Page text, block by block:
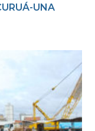
UNA